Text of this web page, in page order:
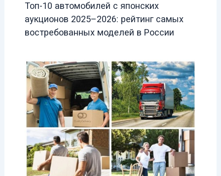
Топ-10 автомобилей с японских
аукционов 2025–2026: рейтинг самых
востребованных моделей в России